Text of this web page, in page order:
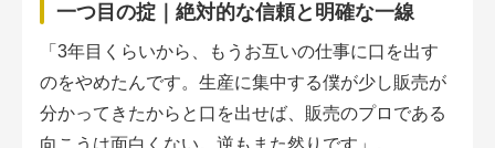
一つ目の掟｜絶対的な信頼と明確な一線
「3年目くらいから、もうお互いの仕事に口を出す
のをやめたんです。生産に集中する僕が少し販売が
分かってきたからと口を出せば、販売のプロである